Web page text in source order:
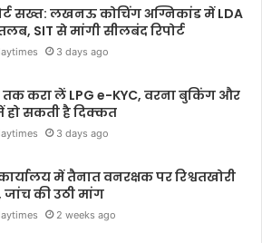
सख्त: लखनऊ कोचिंग अग्निकांड में LDA
SIT से मांगी सीलबंद रिपोर्ट
3 days ago
तक करा लें LPG e-KYC, वरना बुकिंग और
हो सकती है दिक्कत
3 days ago
में तैनात वनरक्षक पर रिश्वतखोरी
की उठी मांग
2 weeks ago